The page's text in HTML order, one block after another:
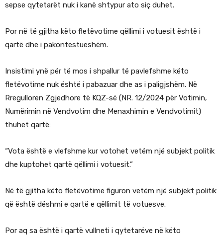
sepse qytetarët nuk i kanë shtypur ato siç duhet.
Por në të gjitha këto fletëvotime qëllimi i votuesit është i
qartë dhe i pakontestueshëm.
Insistimi ynë për të mos i shpallur të pavlefshme këto
fletëvotime nuk është i pabazuar dhe as i paligjshëm. Në
Rregulloren Zgjedhore të KQZ-së (NR. 12/2024 për Votimin,
Numërimin në Vendvotim dhe Menaxhimin e Vendvotimit)
thuhet qartë:
“Vota është e vlefshme kur votohet vetëm një subjekt politik
dhe kuptohet qartë qëllimi i votuesit.”
Në të gjitha këto fletëvotime figuron vetëm një subjekt politik
që është dëshmi e qartë e qëllimit të votuesve.
Por aq sa është i qartë vullneti i qytetarëve në këto